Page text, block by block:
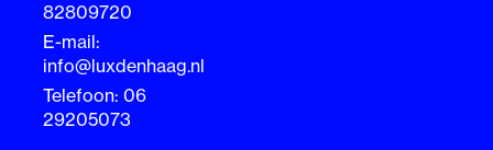
82809720
E-mail:
info@luxdenhaag.nl
Telefoon: 06
29205073